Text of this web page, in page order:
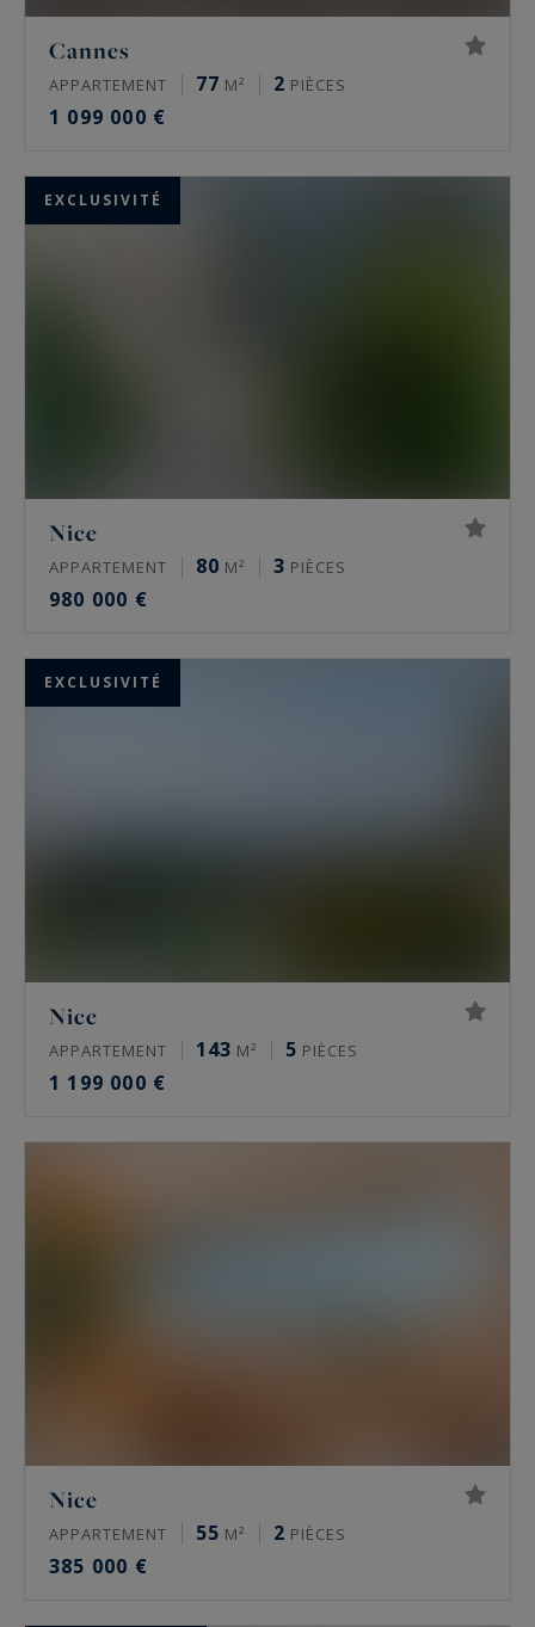
Cannes
APPARTEMENT 77 M² 2 PIÈCES
1 099 000 €
EXCLUSIVITÉ
Nice
APPARTEMENT 80 M² 3 PIÈCES
980 000 €
EXCLUSIVITÉ
Nice
APPARTEMENT 143 M² 5 PIÈCES
1 199 000 €
Nice
APPARTEMENT 55 M² 2 PIÈCES
385 000 €